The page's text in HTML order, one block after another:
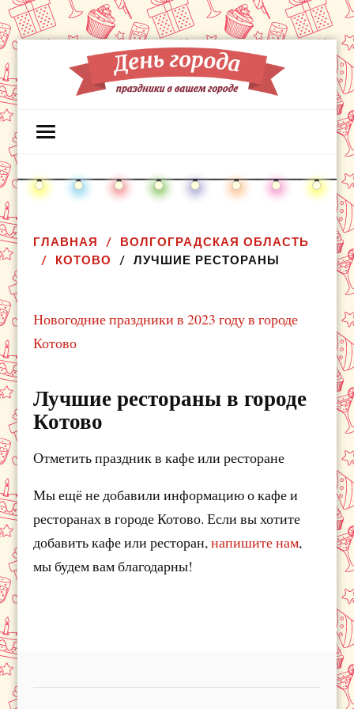
ГЛАВНАЯ
ВОЛГОГРАДСКАЯ ОБЛАСТЬ
КОТОВО
ЛУЧШИЕ РЕСТОРАНЫ
Новогодние праздники в 2023 году в городе
Котово
Лучшие рестораны в городе
Котово
Отметить праздник в кафе или ресторане
Мы ещё не добавили информацию о кафе и
ресторанах в городе Котово. Если вы хотите
добавить кафе или ресторан,напишите нам,
мы будем вам благодарны!